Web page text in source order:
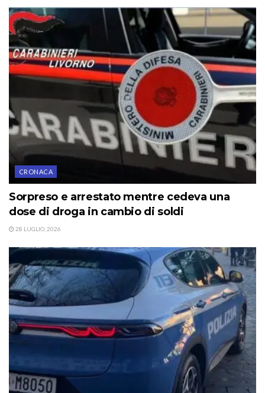
CRONACA
Sorpreso e arrestato mentre cedeva una
dose di droga in cambio di soldi
28 LUGLIO, 2026